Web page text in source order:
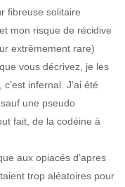
fibreuse solitaire
mon risque de récidive
extrêmement rare)
vous décrivez, je les
infernal. J’ai été
une pseudo
fait, de la codéine à
aux opiacés d’apres
trop aléatoires pour